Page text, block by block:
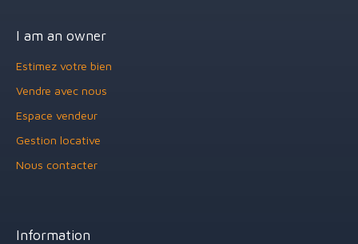
I am an owner
Estimez votre bien
Vendre avec nous
Espace vendeur
Gestion locative
Nous contacter
Information